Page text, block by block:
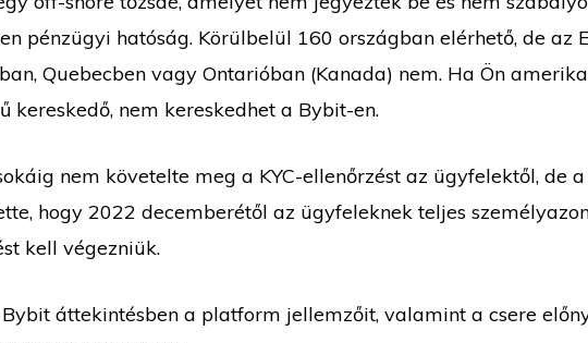
pénzügyi hatóság. Körülbelül 160 országban elérhető, de az
Quebecben vagy Ontarióban (Kanada) nem. Ha Ön
kereskedő, nem kereskedhet a Bybit-en.
nem követelte meg a KYC-ellenőrzést az ügyfelektől, de
hogy 2022 decemberétől az ügyfeleknek teljes
kell végezniük.
áttekintésben a platform jellemzőit, valamint a csere